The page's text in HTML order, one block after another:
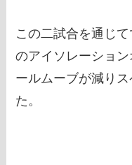
この二試合を通じ
のアイソレーショ
ールムーブが減り
た。